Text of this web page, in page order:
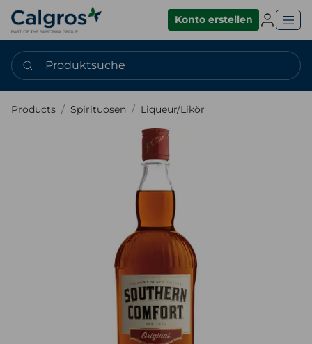
Konto erstellen
Produktsuche
Products Spirituosen Liqueur/Likör